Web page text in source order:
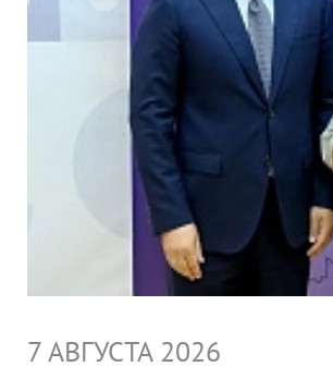
7 АВГУСТА 2026